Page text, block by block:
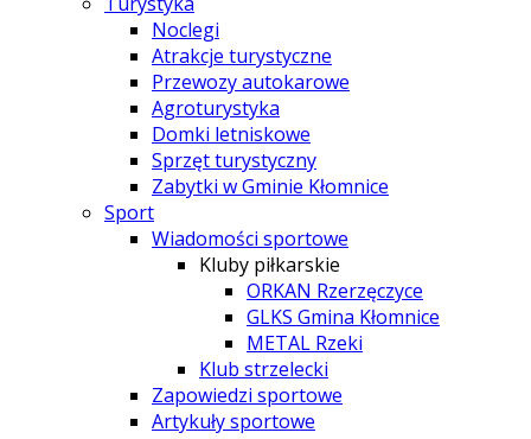
Noclegi
Atrakcje turystyczne
Przewozy autokarowe
Agroturystyka
Domki letniskowe
Sprzęt turystyczny
Zabytki w Gminie Kłomnice
Sport
Wiadomości sportowe
Kluby piłkarskie
ORKAN Rzerzęczyce
GLKS Gmina Kłomnice
METAL Rzeki
Klub strzelecki
Zapowiedzi sportowe
Artykuły sportowe